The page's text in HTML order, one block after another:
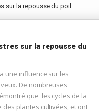
sur la repousse du poil
sur la repousse du
une influence sur les
De nombreuses
que les cycles de la
des plantes cultivées, et ont